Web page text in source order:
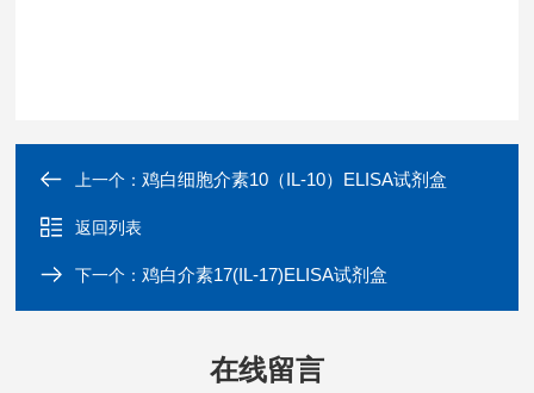
上一个：鸡白细胞介素10（IL-10）ELISA试剂盒
返回列表
下一个：鸡白介素17(IL-17)ELISA试剂盒
在线留言